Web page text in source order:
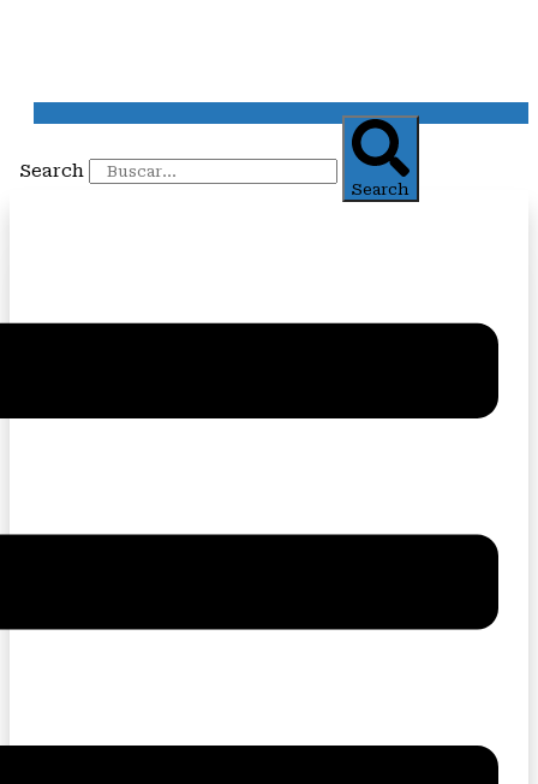
Search
Search